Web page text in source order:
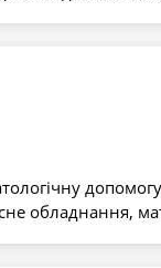
обладнання,